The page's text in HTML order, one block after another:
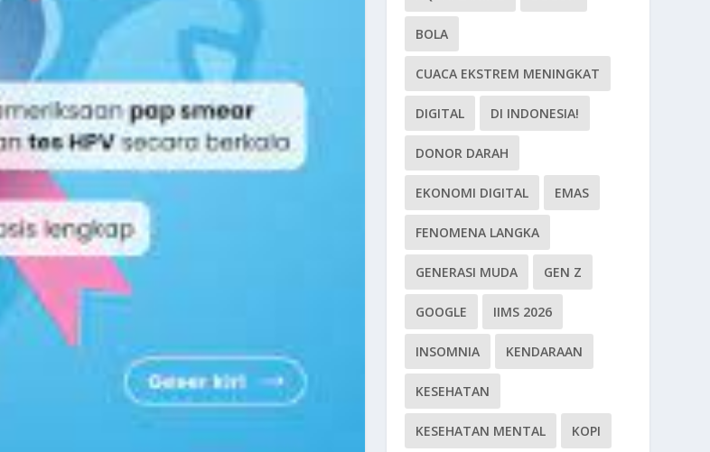
BOLA
CUACA EKSTREM MENINGKAT
DIGITAL DI INDONESIA!
DONOR DARAH
EKONOMI DIGITAL EMAS
FENOMENA LANGKA
GENERASI MUDA GEN Z
GOOGLE IIMS 2026
INSOMNIA KENDARAAN
KESEHATAN
KESEHATAN MENTAL KOPI